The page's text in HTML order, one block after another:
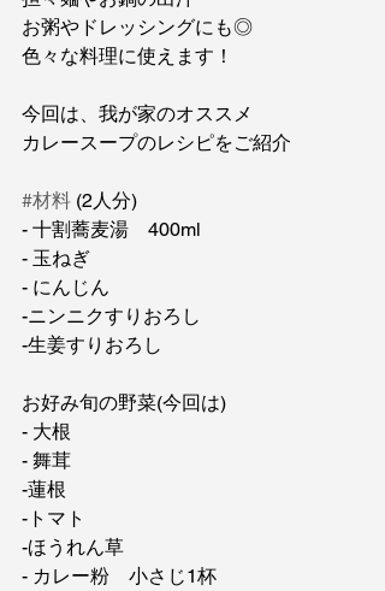
お粥やドレッシングにも◎
色々な料理に使えます！
今回は、我が家のオススメ
カレースープのレシピをご紹介
#材料 (2人分)
- 十割蕎麦湯　400ml
- 玉ねぎ
- にんじん
-ニンニクすりおろし
-生姜すりおろし
お好み旬の野菜(今回は)
- 大根
- 舞茸
-蓮根
-トマト
-ほうれん草
- カレー粉　小さじ1杯